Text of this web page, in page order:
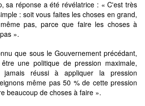
sa réponse a été révélatrice : « C'est très
: soit vous faites les choses en grand,
pas, parce que faire les choses à
».
que sous le Gouvernement précédant,
une politique de pression maximale,
jamais réussi à appliquer la pression
même pas 50 % de cette pression
beaucoup de choses à faire ».